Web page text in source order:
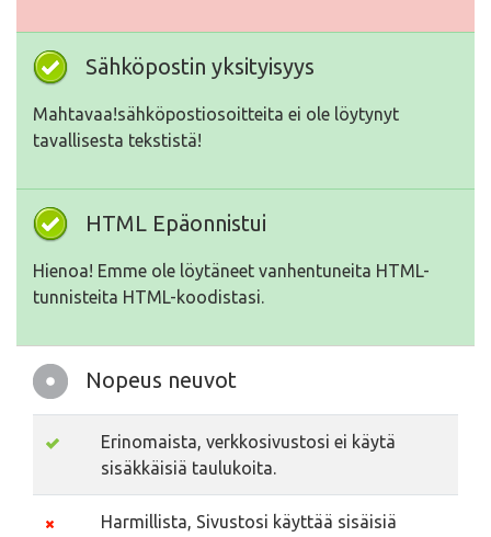
Sähköpostin yksityisyys
Mahtavaa!sähköpostiosoitteita ei ole löytynyt
tavallisesta tekstistä!
HTML Epäonnistui
Hienoa! Emme ole löytäneet vanhentuneita HTML-
tunnisteita HTML-koodistasi.
Nopeus neuvot
Erinomaista, verkkosivustosi ei käytä
sisäkkäisiä taulukoita.
Harmillista, Sivustosi käyttää sisäisiä